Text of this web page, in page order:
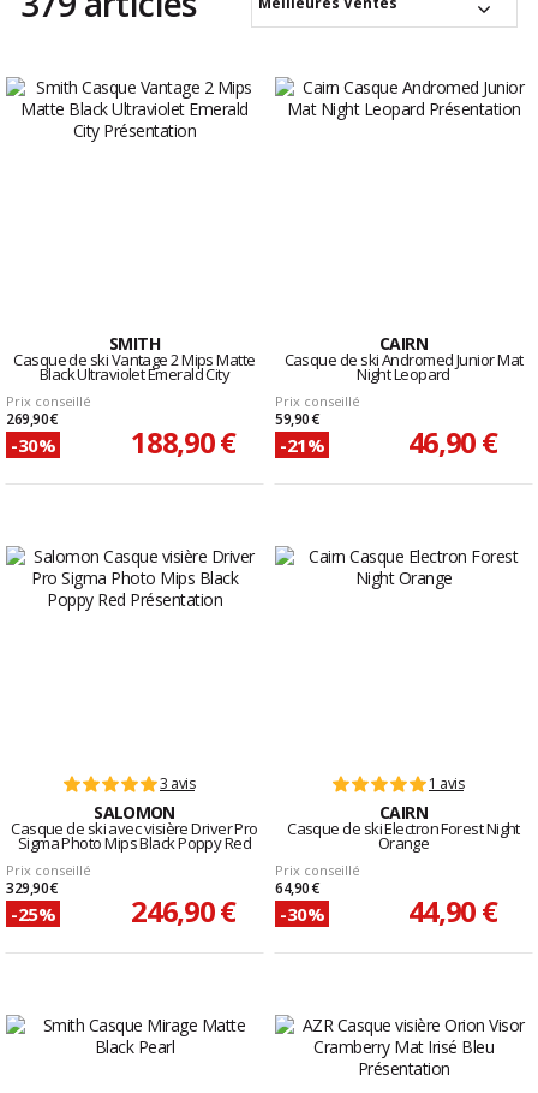
SMITH
Casque de ski Vantage 2 Mips Matte
Black Ultraviolet Emerald City
Prix conseillé
269,90 €
-30% 188,90 €
CAIRN
Casque de ski Andromed Junior Mat
Night Leopard
Prix conseillé
59,90 €
-21% 46,90 €
3 avis
SALOMON
Casque de ski avec visière Driver Pro
Sigma Photo Mips Black Poppy Red
Prix conseillé
329,90 €
-25% 246,90 €
1 avis
CAIRN
Casque de ski Electron Forest Night
Orange
Prix conseillé
64,90 €
-30% 44,90 €